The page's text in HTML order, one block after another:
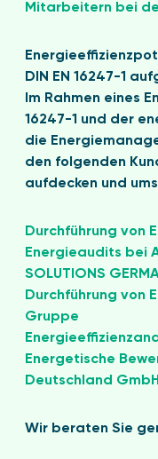
Mitarbeitern bei
DIN EN 16247-1
Im Rahmen eines
16247-1 und der
die
den folgenden
aufdecken und
Durchführung von
Energieaudits bei
SOLUTIONS
Durchführung von
Gruppe
Energetische
Deutschland
Wir beraten Sie